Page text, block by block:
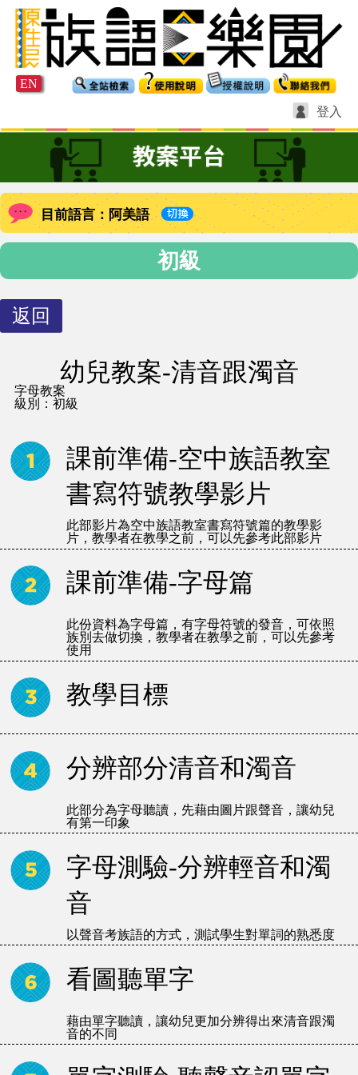
EN
登入
目前語言：阿美語
初級
返回
幼兒教案-清音跟濁音
字母教案
級別：初級
課前準備-空中族語教室
書寫符號教學影片
此部影片為空中族語教室書寫符號篇的教學影
片，教學者在教學之前，可以先參考此部影片
課前準備-字母篇
此份資料為字母篇，有字母符號的發音，可依照
族別去做切換，教學者在教學之前，可以先參考
使用
教學目標
分辨部分清音和濁音
此部分為字母聽讀，先藉由圖片跟聲音，讓幼兒
有第一印象
字母測驗-分辨輕音和濁
音
以聲音考族語的方式，測試學生對單詞的熟悉度
看圖聽單字
藉由單字聽讀，讓幼兒更加分辨得出來清音跟濁
音的不同